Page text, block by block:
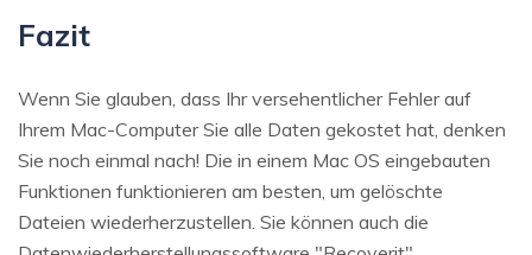
Fazit
Wenn Sie glauben, dass Ihr versehentlicher Fehler auf
Ihrem Mac-Computer Sie alle Daten gekostet hat, denken
Sie noch einmal nach! Die in einem Mac OS eingebauten
Funktionen funktionieren am besten, um gelöschte
Dateien wiederherzustellen. Sie können auch die